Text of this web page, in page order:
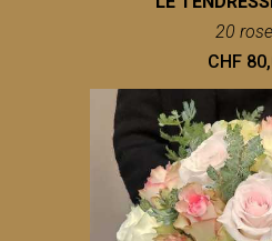
20
CHF